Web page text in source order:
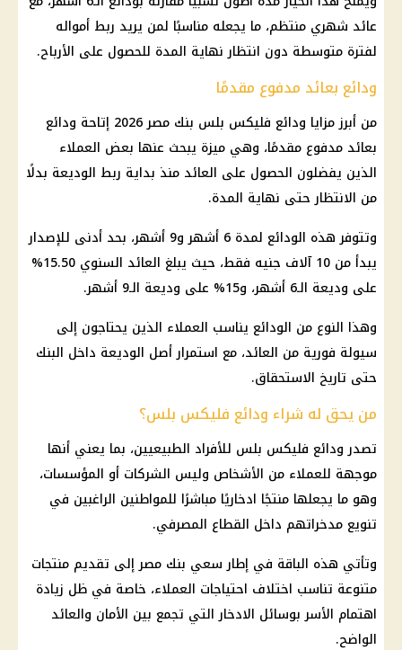
عائد شهري منتظم، ما يجعله مناسبًا لمن يريد ربط أمواله
لفترة متوسطة دون انتظار نهاية المدة للحصول على الأرباح.
ودائع بعائد مدفوع مقدمًا
من أبرز مزايا ودائع فليكس بلس بنك مصر 2026 إتاحة ودائع
بعائد مدفوع مقدمًا، وهي ميزة يبحث عنها بعض العملاء
الذين يفضلون الحصول على العائد منذ بداية ربط الوديعة بدلًا
من الانتظار حتى نهاية المدة.
وتتوفر هذه الودائع لمدة 6 أشهر و9 أشهر، بحد أدنى للإصدار
يبدأ من 10 آلاف جنيه فقط، حيث يبلغ
العائد
السنوي 15.50%
على وديعة الـ6 أشهر، و15% على وديعة الـ9 أشهر.
وهذا النوع من الودائع يناسب العملاء الذين يحتاجون إلى
سيولة فورية من العائد، مع استمرار أصل الوديعة داخل البنك
حتى تاريخ الاستحقاق.
من يحق له شراء ودائع فليكس بلس؟
تصدر ودائع فليكس بلس للأفراد الطبيعيين، بما يعني أنها
موجهة للعملاء من الأشخاص وليس الشركات أو المؤسسات،
وهو ما يجعلها منتجًا ادخاريًا مباشرًا للمواطنين الراغبين في
تنويع مدخراتهم داخل القطاع المصرفي.
وتأتي هذه الباقة في إطار سعي بنك مصرإلى تقديم منتجات
متنوعة تناسب اختلاف احتياجات العملاء، خاصة في ظل زيادة
اهتمام الأسر بوسائل الادخار التي تجمع بين الأمان والعائد
الواضح.